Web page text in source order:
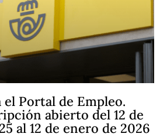
el Portal de Empleo.
abierto del 12 de
al 12 de enero de 2026